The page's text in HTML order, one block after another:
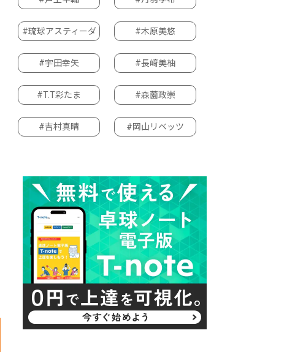
#琉球アスティーダ #木原美悠
#宇田幸矢 #長﨑美柚
#T.T彩たま #森薗政崇
#吉村真晴 #岡山リベッツ